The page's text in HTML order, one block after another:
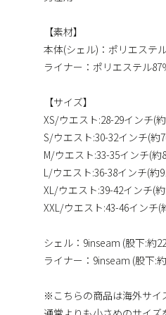
【素材】
本体(シェル)：ポリエステ
ライナー：ポリエステル
【サイズ】
XS/ウエスト:28-29インチ(
S/ウエスト:30-32インチ(約
M/ウエスト:33-35インチ(約
L/ウエスト:36-38インチ(約
XL/ウエスト:39-42インチ(
XXL/ウエスト:43-46インチ(
シェル：9inseam (股下:約
ライナー：9inseam (股下:
※こちらの商品は海外サイ